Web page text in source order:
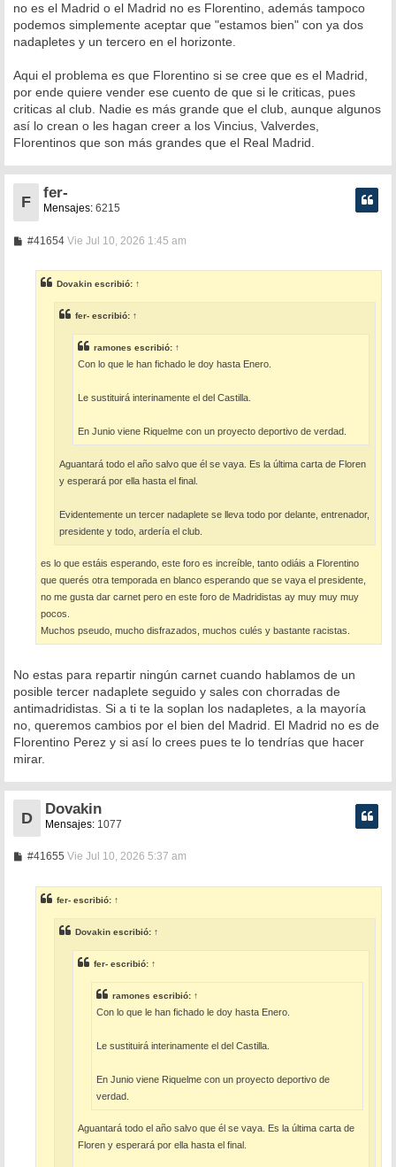
no es el Madrid o el Madrid no es Florentino, además tampoco
podemos simplemente aceptar que "estamos bien" con ya dos
nadapletes y un tercero en el horizonte.
Aqui el problema es que Florentino si se cree que es el Madrid,
por ende quiere vender ese cuento de que si le criticas, pues
criticas al club. Nadie es más grande que el club, aunque algunos
así lo crean o les hagan creer a los Vincius, Valverdes,
Florentinos que son más grandes que el Real Madrid.
F
fer-
Mensajes: 6215
#41654M
a
j
e
Vie Jul 10, 2026 1:45 am
Dovakin escribió: ↑
fer- escribió: ↑
ramones escribió: ↑
Con lo que le han fichado le doy hasta Enero.
Le sustituirá interinamente el del Castilla.
En Junio viene Riquelme con un proyecto deportivo de verdad.
Aguantará todo el año salvo que él se vaya. Es la última carta de Floren
y esperará por ella hasta el final.
Evidentemente un tercer nadaplete se lleva todo por delante, entrenador,
presidente y todo, ardería el club.
es lo que estáis esperando, este foro es increíble, tanto odiáis a Florentino
que querés otra temporada en blanco esperando que se vaya el presidente,
no me gusta dar carnet pero en este foro de Madridistas ay muy muy muy
pocos.
Muchos pseudo, mucho disfrazados, muchos culés y bastante racistas.
No estas para repartir ningún carnet cuando hablamos de un
posible tercer nadaplete seguido y sales con chorradas de
antimadridistas. Si a ti te la soplan los nadapletes, a la mayoría
no, queremos cambios por el bien del Madrid. El Madrid no es de
Florentino Perez y si así lo crees pues te lo tendrías que hacer
mirar.
D
Dovakin
Mensajes: 1077
#41655M
a
j
e
Vie Jul 10, 2026 5:37 am
fer- escribió: ↑
Dovakin escribió: ↑
fer- escribió: ↑
ramones escribió: ↑
Con lo que le han fichado le doy hasta Enero.
Le sustituirá interinamente el del Castilla.
En Junio viene Riquelme con un proyecto deportivo de
verdad.
Aguantará todo el año salvo que él se vaya. Es la última carta de
Floren y esperará por ella hasta el final.